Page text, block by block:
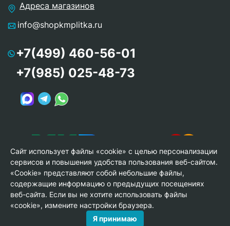
Адреса магазинов
info@shopkmplitka.ru
+7(499) 460-56-01
+7(985) 025-48-73
© Copyright 2013-2026 KERAMA MARAZZI, ООО «Гамма
Керамика»
Сайт использует файлы «cookie» с целью персонализации
сервисов и повышения удобства пользования веб-сайтом.
«Cookie» представляют собой небольшие файлы,
содержащие информацию о предыдущих посещениях
веб-сайта. Если вы не хотите использовать файлы
«cookie», измените настройки браузера.
Я принимаю